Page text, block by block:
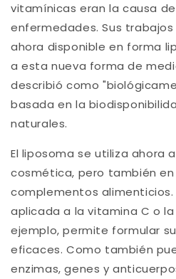
vitamínicas eran la causa
enfermedades. Sus
ahora disponible en forma
a esta nueva forma de
describió como
basada en la
naturales.
El liposoma se utiliza ahora
cosmética, pero también
complementos alimenticios.
aplicada a la vitamina C o
ejemplo, permite formular
eficaces. Como también
enzimas, genes y